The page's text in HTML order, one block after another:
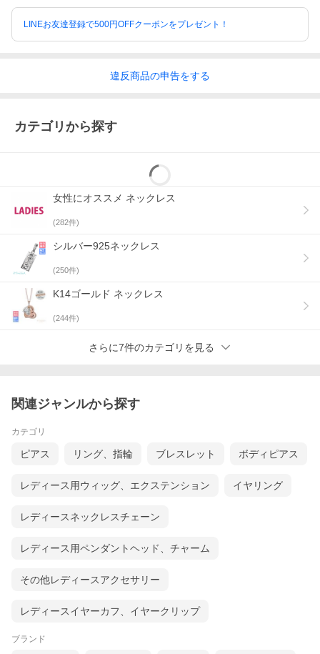
LINEお友達登録で500円OFFクーポンをプレゼント！
違反商品の申告をする
カテゴリから探す
女性にオススメ ネックレス
(282件)
シルバー925ネックレス
(250件)
K14ゴールド ネックレス
(244件)
さらに7件のカテゴリを見る
関連ジャンルから探す
カテゴリ
ピアス リング、指輪 ブレスレット ボディピアス
レディース用ウィッグ、エクステンション イヤリング
レディースネックレスチェーン
レディース用ペンダントヘッド、チャーム
その他レディースアクセサリー
レディースイヤーカフ、イヤークリップ
ブランド